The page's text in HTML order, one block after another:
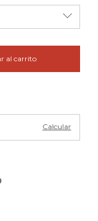
Calcular